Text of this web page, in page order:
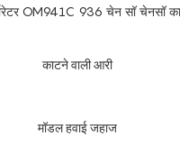
काटने वाली आरी
मॉडल हवाई जहाज